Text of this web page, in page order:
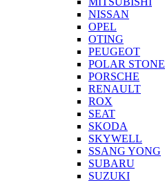
NISSAN
OPEL
OTING
PEUGEOT
POLAR STONE
PORSCHE
RENAULT
ROX
SEAT
SKODA
SKYWELL
SSANG YONG
SUBARU
SUZUKI